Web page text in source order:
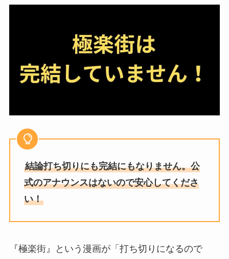
結論打ち切りにも完結にもなりません。公
式のアナウンスはないので安心してくださ
い！
『極楽街』という漫画が「打ち切りになるので